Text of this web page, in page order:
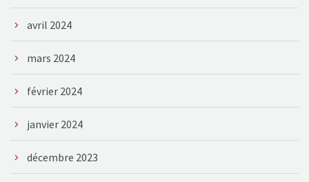
avril 2024
mars 2024
février 2024
janvier 2024
décembre 2023